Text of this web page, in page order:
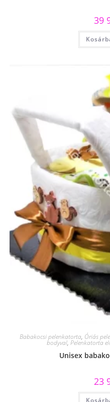
39
Babakocsi pelenkatorta, Óriás
bodyval, Pelenkatorta
Unisex
23